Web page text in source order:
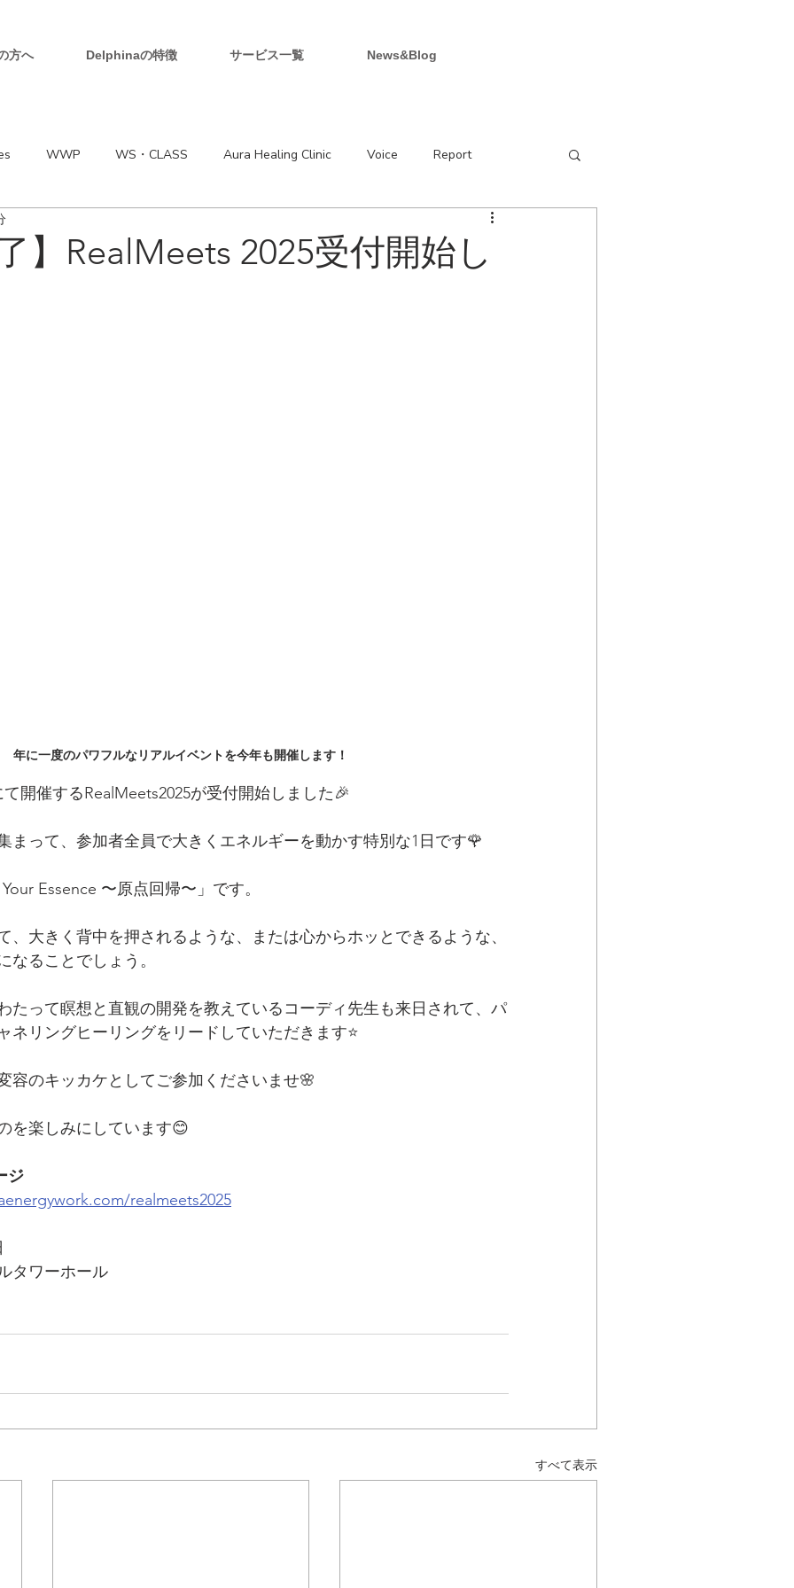
方へ Delphinaの特徴 サービス一覧 News&Blog
WWP WS・CLASS Aura Healing Clinic Voice Report
】RealMeets 2025受付開始し
年に一度のパワフルなリアルイベントを今年も開催します！
開催するRealMeets2025が受付開始しました🎉
まって、参加者全員で大きくエネルギーを動かす特別な1日です🌹
Essence 〜原点回帰〜」です。
、大きく背中を押されるような、または心からホッとできるような、
なることでしょう。
たって瞑想と直観の開発を教えているコーディ先生も来日されて、パ
ネリングヒーリングをリードしていただきます⭐️
容のキッカケとしてご参加くださいませ🌸
を楽しみにしています😊
ジ
realmeets2025
タワーホール
すべて表示